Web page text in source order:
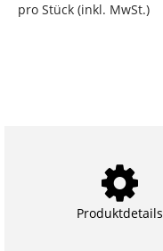
pro Stück (inkl. MwSt.)
Produktdetails